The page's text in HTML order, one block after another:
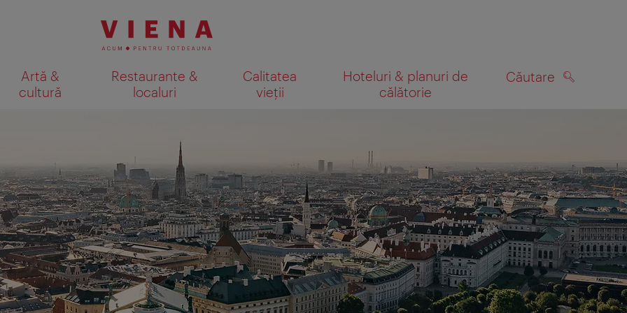
Artă &
cultură
Restaurante &
localuri
Calitatea
vieții
Hoteluri & planuri de
călătorie
Căutare